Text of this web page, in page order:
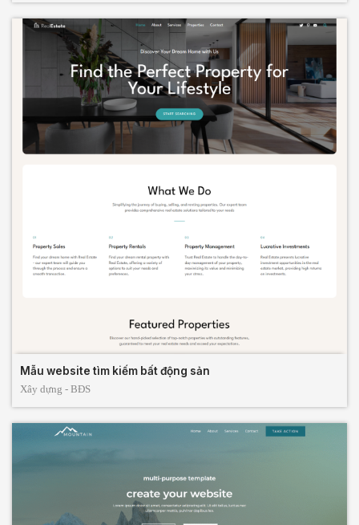
Mẫu website tìm kiếm bất động sản
Xây dựng - BĐS